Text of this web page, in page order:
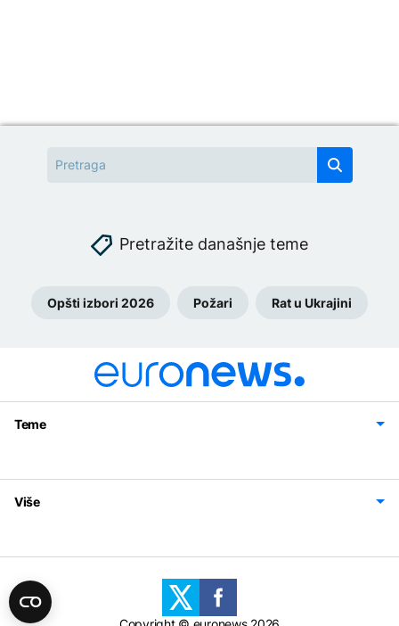
Pretražite današnje teme
Opšti izbori 2026 Požari Rat u Ukrajini
Teme
Svijet
Sport
Magazin
Više
Politika privatnosti
Uslovi korišćenja